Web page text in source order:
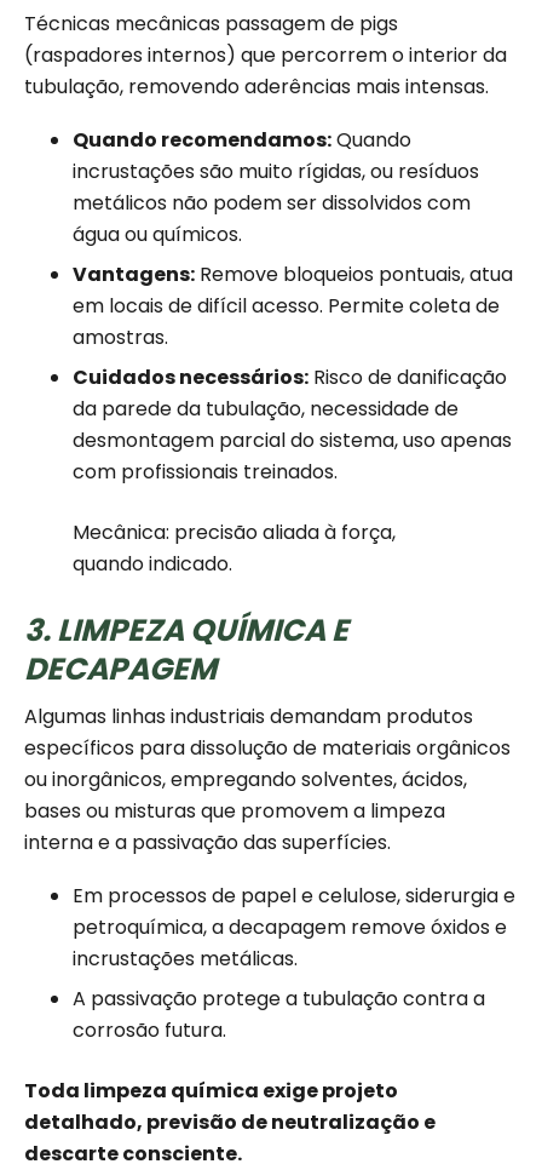
Técnicas mecânicas passagem de pigs
(raspadores internos) que percorrem o interior da
tubulação, removendo aderências mais intensas.
Quando recomendamos:Quando
incrustações são muito rígidas, ou resíduos
metálicos não podem ser dissolvidos com
água ou químicos.
Vantagens: Remove bloqueios pontuais, atua
em locais de difícil acesso. Permite coleta de
amostras.
Cuidados necessários: Risco de danificação
da parede da tubulação, necessidade de
desmontagem parcial do sistema, uso apenas
com profissionais treinados.
Mecânica: precisão aliada à força,
quando indicado.
3. LIMPEZA QUÍMICA E
DECAPAGEM
Algumas linhas industriais demandam produtos
específicos para dissolução de materiais orgânicos
ou inorgânicos, empregando solventes, ácidos,
bases ou misturas que promovem a limpeza
interna e a passivação das superfícies.
Em processos de papel e celulose, siderurgia e
petroquímica, a decapagem remove óxidos e
incrustações metálicas.
A passivação protege a tubulação contra a
corrosão futura.
Toda limpeza química exige projeto
detalhado, previsão de neutralização e
descarte consciente.